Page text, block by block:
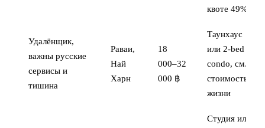
квоте 49%
Удалёнщик,
важны русские
сервисы и
тишина
Раваи,
Най
Харн
18
000–32
000 ฿
Таунхаус
или 2-bed
condo, см.
стоимость
жизни
Студия или